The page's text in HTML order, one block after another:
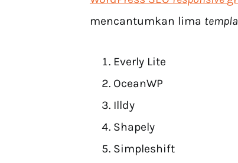
mencantumkan lima
Everly Lite
OceanWP
Illdy
Shapely
Simpleshift